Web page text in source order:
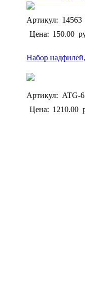
Артикул: 14563
Цена: 150.00
Набор
Артикул: ATG-
Цена: 1210.00